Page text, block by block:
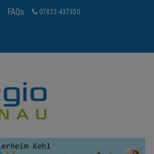
FAQs 07822-437350